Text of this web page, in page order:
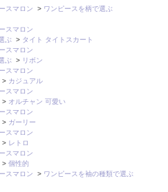
スマロン
> ワンピースを柄で選ぶ
スマロン
ぶ > タイト タイトスカート
スマロン
ぶ > リボン
スマロン
> カジュアル
スマロン
> オルチャン 可愛い
スマロン
> ガーリー
スマロン
> レトロ
スマロン
> 個性的
スマロン
> ワンピースを袖の種類で選ぶ